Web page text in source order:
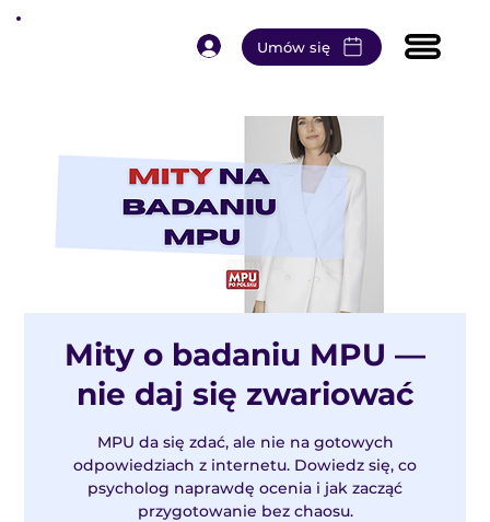
Umów się
Mity o badaniu MPU —
nie daj się zwariować
MPU da się zdać, ale nie na gotowych
odpowiedziach z internetu. Dowiedz się, co
psycholog naprawdę ocenia i jak zacząć
przygotowanie bez chaosu.